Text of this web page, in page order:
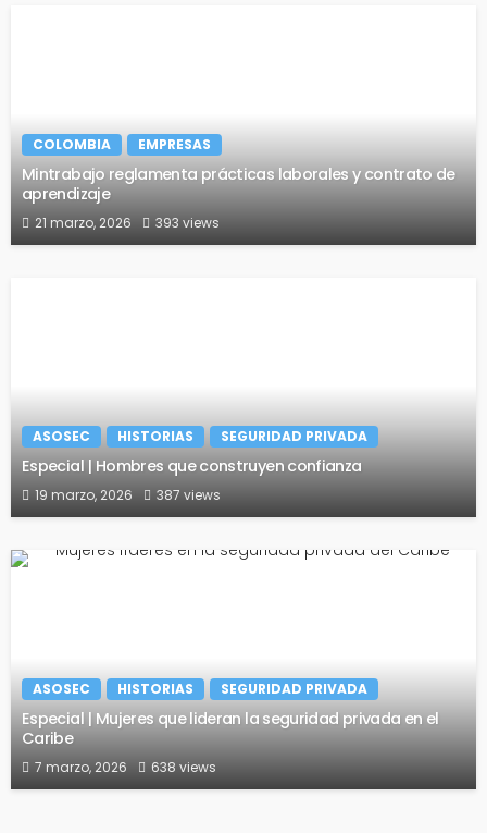
COLOMBIA EMPRESAS
Mintrabajo reglamenta prácticas laborales y contrato de
aprendizaje
21 marzo, 2026 393 views
ASOSEC HISTORIAS SEGURIDAD PRIVADA
Especial | Hombres que construyen confianza
19 marzo, 2026 387 views
ASOSEC HISTORIAS SEGURIDAD PRIVADA
Especial | Mujeres que lideran la seguridad privada en el
Caribe
7 marzo, 2026 638 views